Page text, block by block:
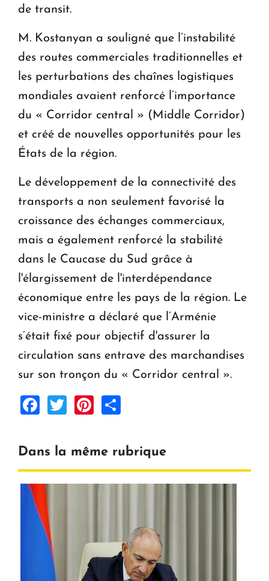
de transit.
M. Kostanyan a souligné que l’instabilité
des routes commerciales traditionnelles et
les perturbations des chaînes logistiques
mondiales avaient renforcé l’importance
du « Corridor central » (Middle Corridor)
et créé de nouvelles opportunités pour les
États de la région.
Le développement de la connectivité des
transports a non seulement favorisé la
croissance des échanges commerciaux,
mais a également renforcé la stabilité
dans le Caucase du Sud grâce à
l'élargissement de l'interdépendance
économique entre les pays de la région. Le
vice-ministre a déclaré que l’Arménie
s’était fixé pour objectif d'assurer la
circulation sans entrave des marchandises
sur son tronçon du « Corridor central ».
Facebook
TwitterPinterest
Dans la même rubrique